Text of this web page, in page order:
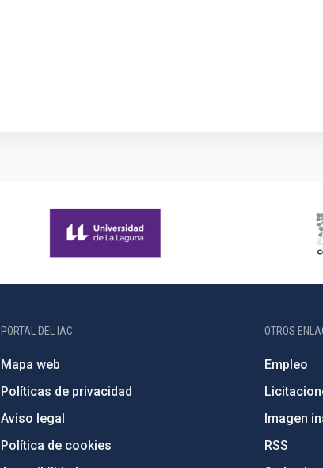
PORTAL DEL IAC
Mapa web
Políticas de privacidad
Aviso legal
Política de cookies
OTROS
Empleo
Imagen
RSS